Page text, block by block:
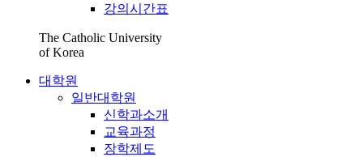
강의시간표
The Catholic University
of Korea
대학원
일반대학원
신학과소개
교육과정
장학제도